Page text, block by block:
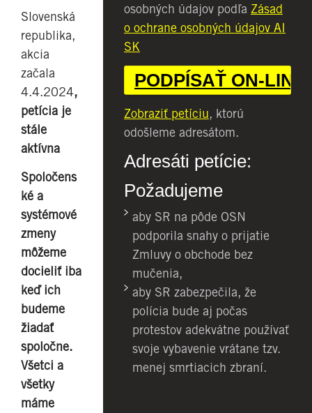
Slovenská
republika,
akcia
začala
4.4.2024,
petícia je
stále
aktívna
Spoločens
ké a
systémové
zmeny
môžeme
docieliť iba
keď ich
budeme
žiadať
spoločne.
Všetci a
všetky
máme
osobných údajov podľa Zásad
o ochrane osobných údajov AI
SK
Zobraziť petíciu, ktorú
odošleme adresátom.
Adresáti petície:
Požadujeme
aby SR na pôde OSN
podporila snahy o prijatie
Zmluvy o obchode bez
mučenia,
aby SR zabezpečila, že
polícia bude aj počas
protestov adekvátne používať
svoje vybavenie vrátane tzv.
menej smrtiacich zbraní.